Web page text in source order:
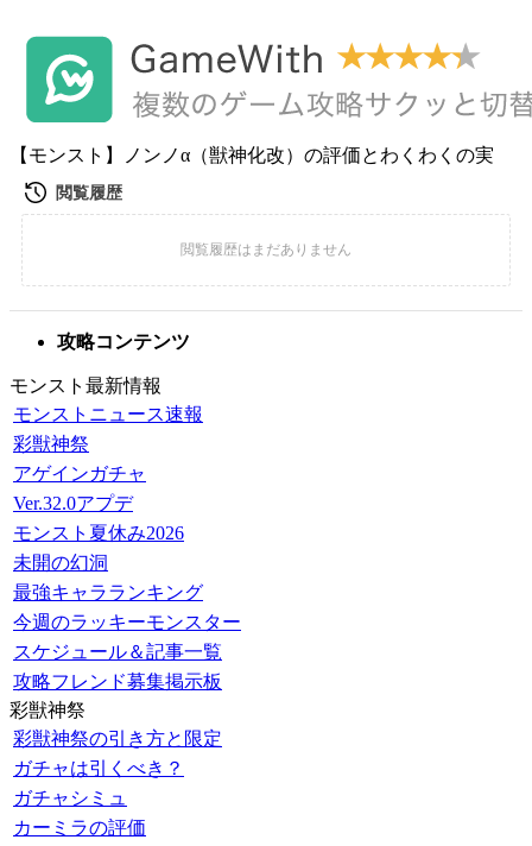
【モンスト】ノンノα（獣神化改）の評価とわくわくの実
攻略コンテンツ
モンスト最新情報
モンストニュース速報
彩獣神祭
アゲインガチャ
Ver.32.0アプデ
モンスト夏休み2026
未開の幻洞
最強キャラランキング
今週のラッキーモンスター
スケジュール＆記事一覧
攻略フレンド募集掲示板
彩獣神祭
彩獣神祭の引き方と限定
ガチャは引くべき？
ガチャシミュ
カーミラの評価